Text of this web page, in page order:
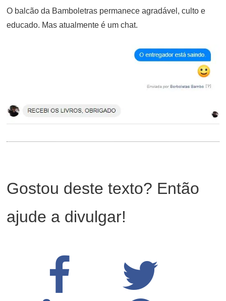
O balcão da Bamboletras permanece agradável, culto e
educado. Mas atualmente é um chat.
Gostou deste texto? Então
ajude a divulgar!